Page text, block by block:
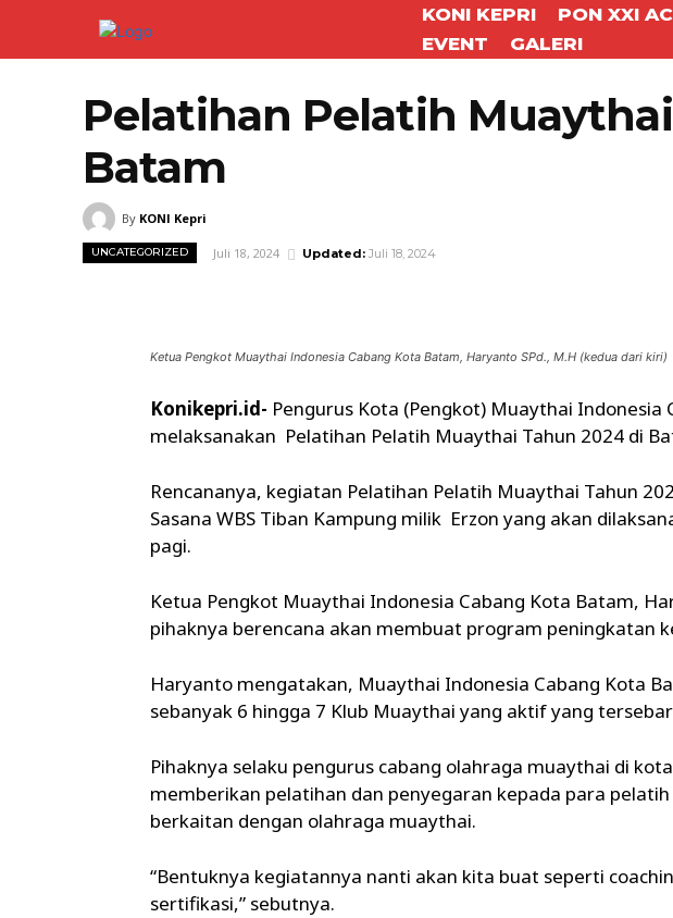
KONI KEPRI PON XXI
EVENT
GALERI
Pelatihan Pelatih
Batam
By KONI Kepri
UNCATEGORIZED Juli 18, 2024 Updated: Juli 18, 2024
Ketua Pengkot Muaythai Indonesia Cabang Kota Batam, Haryanto SPd., M.H (kedua dari kiri)
Konikepri.id- Pengurus Kota (Pengkot) Muaythai Indonesia
melaksanakan Pelatihan Pelatih Muaythai Tahun 2024 di
Rencananya, kegiatan Pelatihan Pelatih Muaythai Tahun
Sasana WBS Tiban Kampung milik Erzon yang akan
pagi.
Ketua Pengkot Muaythai Indonesia Cabang Kota Batam,
pihaknya berencana akan membuat program peningkatan
Haryanto mengatakan, Muaythai Indonesia Cabang Kota
sebanyak 6 hingga 7 Klub Muaythai yang aktif yang
Pihaknya selaku pengurus cabang olahraga muaythai di
memberikan pelatihan dan penyegaran kepada para
berkaitan dengan olahraga muaythai.
“Bentuknya kegiatannya nanti akan kita buat seperti
sertifikasi,” sebutnya.